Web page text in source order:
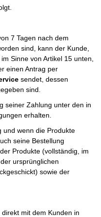
7 Tagen nach dem
sind, kann der Kunde,
Sinne von Artikel 15 unten,
einen Antrag per
sendet, dessen
sind.
seiner Zahlung unter den in
erhalten.
und wenn die Produkte
seine Bestellung
Produkte (vollständig, im
ursprünglichen
sowie der
mit dem Kunden in